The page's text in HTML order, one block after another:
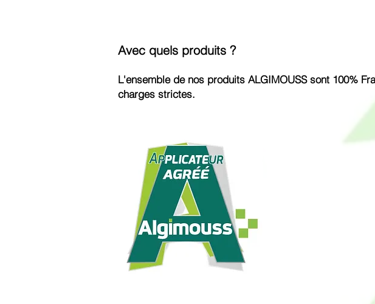
Avec quels produits ?
L'ensemble de nos produits ALGIMOUSS sont 100%
charges strictes.